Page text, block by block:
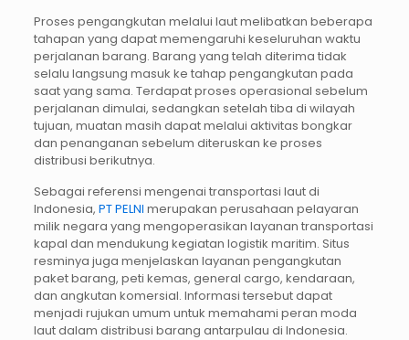
Proses pengangkutan melalui laut melibatkan beberapa
tahapan yang dapat memengaruhi keseluruhan waktu
perjalanan barang. Barang yang telah diterima tidak
selalu langsung masuk ke tahap pengangkutan pada
saat yang sama. Terdapat proses operasional sebelum
perjalanan dimulai, sedangkan setelah tiba di wilayah
tujuan, muatan masih dapat melalui aktivitas bongkar
dan penanganan sebelum diteruskan ke proses
distribusi berikutnya.
Sebagai referensi mengenai transportasi laut di
Indonesia, PT PELNI merupakan perusahaan pelayaran
milik negara yang mengoperasikan layanan transportasi
kapal dan mendukung kegiatan logistik maritim. Situs
resminya juga menjelaskan layanan pengangkutan
paket barang, peti kemas, general cargo, kendaraan,
dan angkutan komersial. Informasi tersebut dapat
menjadi rujukan umum untuk memahami peran moda
laut dalam distribusi barang antarpulau di Indonesia.